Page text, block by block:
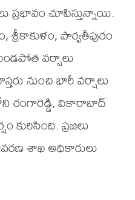
ప్రభావం చూపిస్తున్నాయి.
పార్వతీపురం
వర్షాలు
నుంచి భారీ వర్షాలు
వికారాబాద్
కురిసింది. ప్రజలు
శాఖ అధికారులు